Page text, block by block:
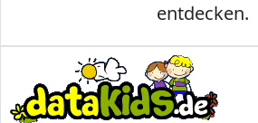
entdecken.